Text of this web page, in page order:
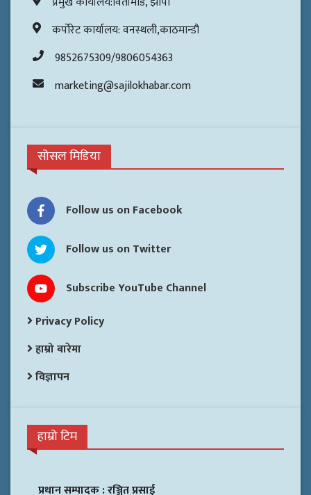
कर्पोरेट कार्यालय: वनस्थली,काठमान्डौ
9852675309/9806054363
marketing@sajilokhabar.com
सोसल मिडिया
Follow us on Facebook
Follow us on Twitter
Subscribe YouTube Channel
Privacy Policy
हाम्रो बारेमा
विज्ञापन
हाम्रो टिम
प्रधान सम्पादक :रञ्जित प्रसाई